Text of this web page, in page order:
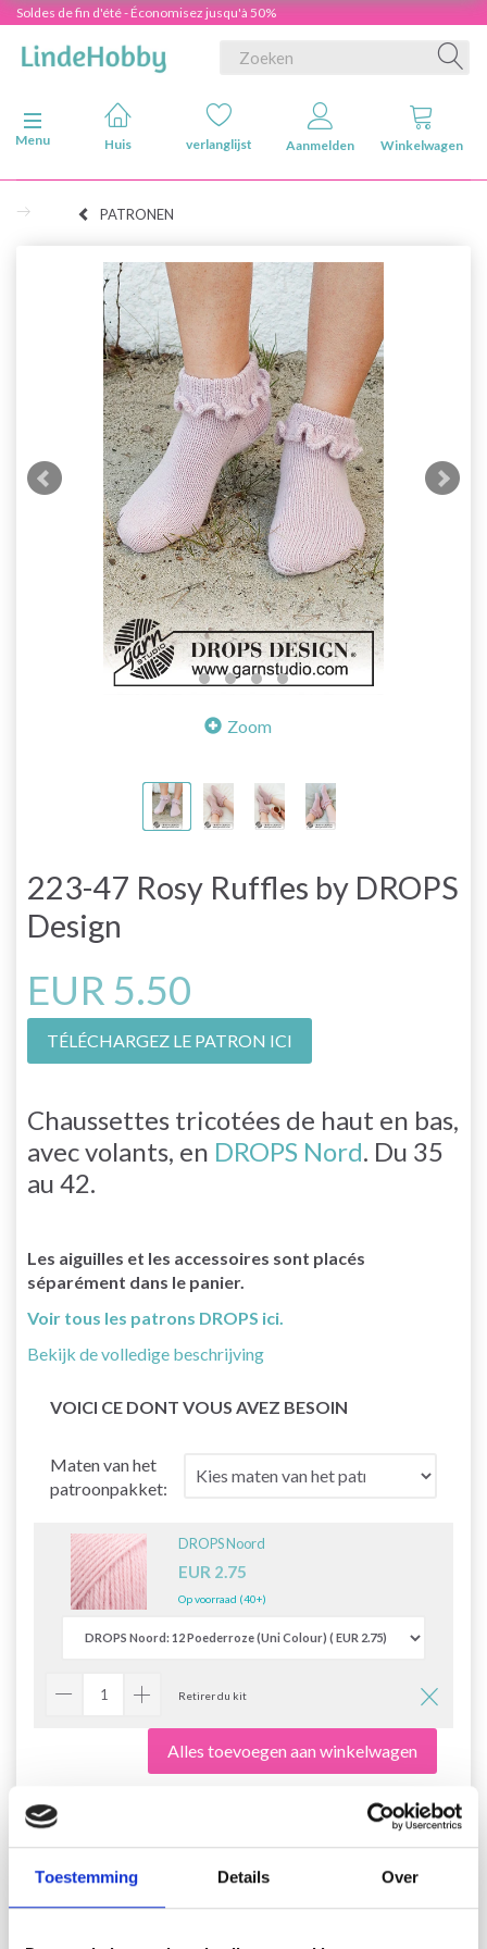
Toestemming Details Over
Soldes de fin d'été - Économisez jusqu'à 50%
Navigatie in-/uitschakelen
Menu
Huis verlanglijst Aanmelden Winkelwagen
PATRONEN
Zoom
223-47 Rosy Ruffles by DROPS
Design
EUR 5.50
TÉLÉCHARGEZ LE PATRON ICI
Chaussettes tricotées de haut en bas,
avec volants, en DROPS Nord. Du 35
au 42.
Les aiguilles et les accessoires sont placés
séparément dans le panier.
Voir tous les patrons DROPS ici.
Bekijk de volledige beschrijving
VOICI CE DONT VOUS AVEZ BESOIN
Maten van het
patroonpakket:
DROPS Noord
EUR 2.75
Op voorraad (40+)
Retirer du kit
Alles toevoegen aan winkelwagen
223-47 Rosy Ruffles by DROPS
Design